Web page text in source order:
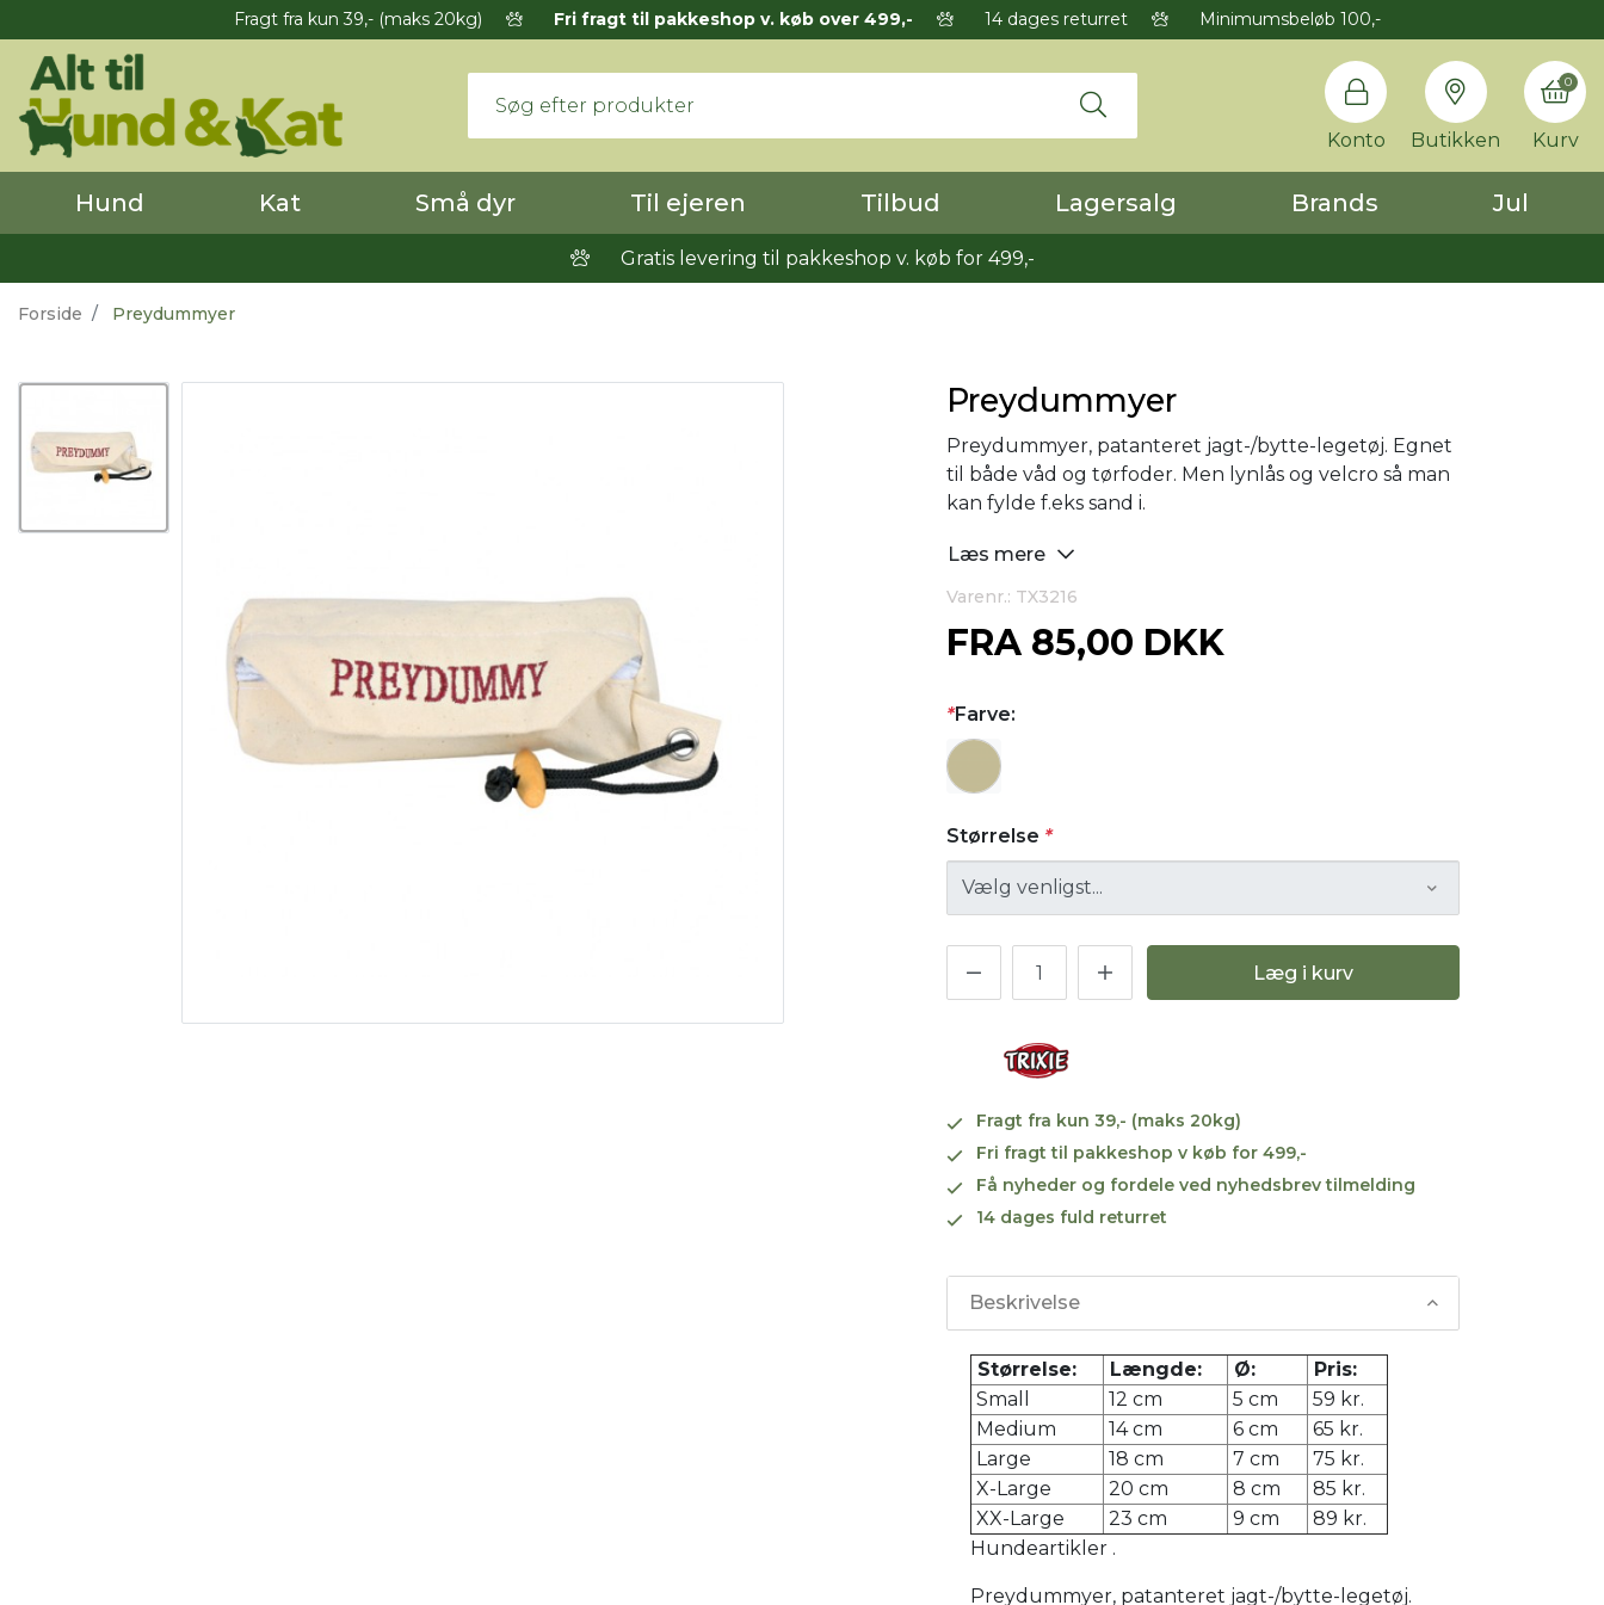
Fragt fra kun 39,- (maks 20kg) Fri fragt til pakkeshop v. køb over 499,- 14 dages returret Minimumsbeløb 100,-
Konto Butikken Kurv
0
Hund Kat Små dyr Til ejeren Tilbud Lagersalg Brands Jul
Gratis levering til pakkeshop v. køb for 499,-
Forside Preydummyer
Preydummyer
Preydummyer, patanteret jagt-/bytte-legetøj. Egnet
til både våd og tørfoder. Men lynlås og velcro så man
kan fylde f.eks sand i.
Læs mere
Varenr.: TX3216
FRA 85,00 DKK
*Farve:
Størrelse *
Læg i kurv
Fragt fra kun 39,- (maks 20kg)
Fri fragt til pakkeshop v køb for 499,-
Få nyheder og fordele ved nyhedsbrev tilmelding
14 dages fuld returret
Beskrivelse
Størrelse: Længde: Ø:
Pris:
Small
12 cm 5 cm
59 kr.
Medium
14 cm 6 cm
65 kr.
Large
18 cm 7 cm
75 kr.
X-Large
20 cm 8 cm
85 kr.
XX-Large
23 cm 9 cm
89 kr.
Hundeartikler .
Preydummyer, patanteret jagt-/bytte-legetøj.